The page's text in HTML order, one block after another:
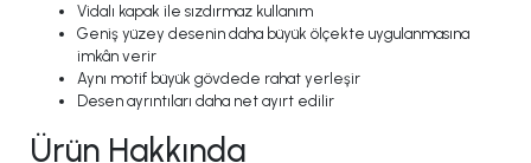
Vidalı kapak ile sızdırmaz kullanım
Geniş yüzey desenin daha büyük ölçekte uygulanmasına
imkân verir
Aynı motif büyük gövdede rahat yerleşir
Desen ayrıntıları daha net ayırt edilir
Ürün Hakkında